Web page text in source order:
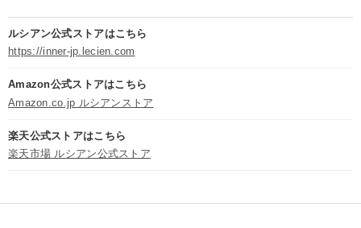
ルシアン公式ストアはこちら
https://inner-jp.lecien.com
Amazon公式ストアはこちら
Amazon.co.jp ルシアンストア
楽天公式ストアはこちら
楽天市場 ルシアン公式ストア